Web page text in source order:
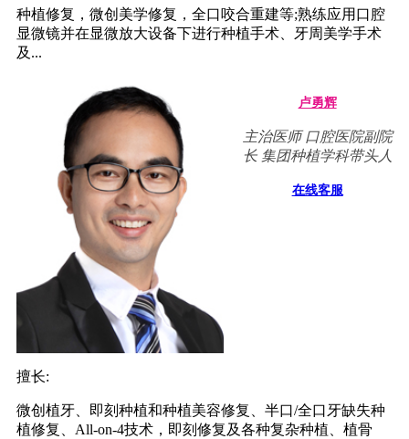
种植修复，微创美学修复，全口咬合重建等;熟练应用口腔
显微镜并在显微放大设备下进行种植手术、牙周美学手术
及...
卢勇辉
主治医师 口腔医院副院
长 集团种植学科带头人
在线客服
擅长:
微创植牙、即刻种植和种植美容修复、半口/全口牙缺失种
植修复、All-on-4技术，即刻修复及各种复杂种植、植骨